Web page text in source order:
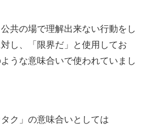
共の場で理解出来ない行動をし
し、「限界だ」と使用してお
うな意味合いで使われていまし
ク」の意味合いとしては